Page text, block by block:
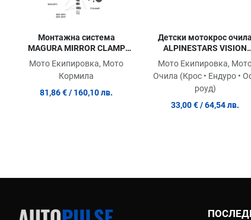
Монтажна система
MAGURA MIRROR CLAMP
Мото Екипировка, Мото
Кормила
81,86 €/ 160,10 лв.
Детски мотокрос очила
ALPINESTARS VISION
YOUTH HOLLOW
FLUO YELLOW
Мото Екипировка,
Очила (Крос • Ендуро •
роуд)
33,00 € / 64,54 лв.